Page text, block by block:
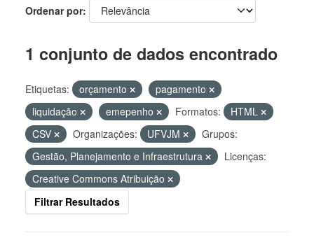
Ordenar por
1 conjunto de dados encontrado
Etiquetas: orçamento
pagamento
liquidação
emepenho Formatos:
HTML
CSV
Organizações: UFVJM
Grupos:
Gestão, Planejamento e Infraestrutura
Licenças:
Creative Commons Atribuição
Filtrar Resultados